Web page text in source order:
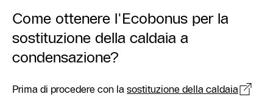
Come ottenere l'Ecobonus per la
sostituzione della caldaia a
condensazione?
Prima di procedere con la sostituzione della caldaia